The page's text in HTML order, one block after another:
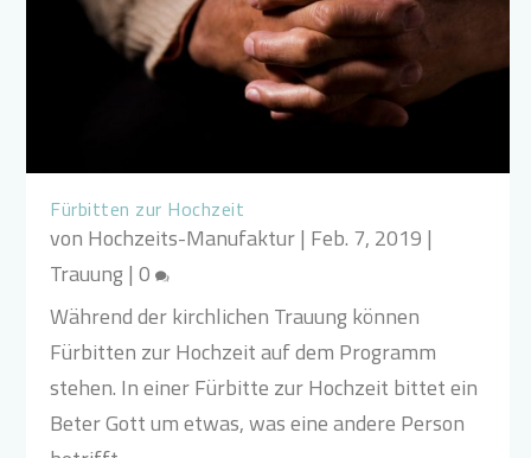
Fürbitten zur Hochzeit
von Hochzeits-Manufaktur| Feb. 7, 2019 |
Trauung|0
Während der kirchlichen Trauung können
Fürbitten zur Hochzeit auf dem Programm
stehen. In einer Fürbitte zur Hochzeit bittet ein
Beter Gott um etwas, was eine andere Person